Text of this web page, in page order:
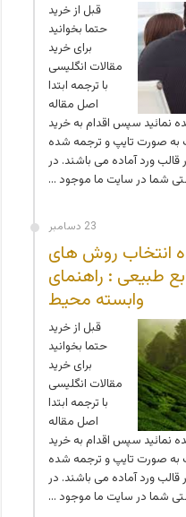
قبل از خرید
حتما بخوانید
برای خرید
مقالات انگلیسی
با ترجمه ابتدا
اصل مقاله
نمائید سپس اقدام به خرید
به صورت تایپ و ترجمه شده
ورد آماده می باشند. در
شما در سایت ما موجود …
23 دسامبر
انتخاب روش های
طبیعی : راهنمای
وابسته محیط
قبل از خرید
حتما بخوانید
برای خرید
مقالات انگلیسی
با ترجمه ابتدا
اصل مقاله
نمائید سپس اقدام به خرید
به صورت تایپ و ترجمه شده
ورد آماده می باشند. در
شما در سایت ما موجود …